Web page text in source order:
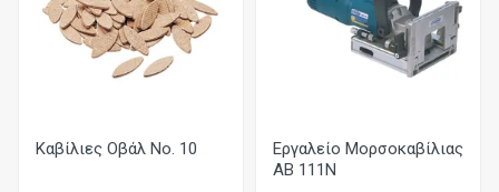
Καβίλιες Οβάλ Νο. 10
Εργαλείο Μορσοκαβίλιας
AB 111N